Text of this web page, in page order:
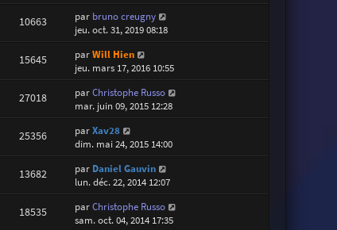
10663 par bruno creugny
jeu. oct. 31, 2019 08:18
15645 parWill Hien
jeu. mars 17, 2016 10:55
27018 parChristophe Russo
mar. juin 09, 2015 12:28
25356 parXav28
dim. mai 24, 2015 14:00
13682 par Daniel Gauvin
lun. déc. 22, 2014 12:07
18535 parChristophe Russo
sam. oct. 04, 2014 17:35